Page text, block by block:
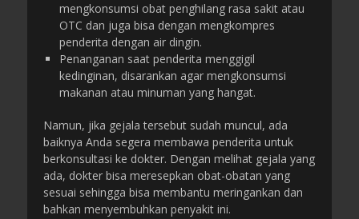
mengkonsumsi obat penghilang rasa sakit atau
OTC dan juga bisa dengan mengkompres
penderita dengan air dingin.
Penanganan saat penderita menggigil
kedinginan, disarankan agar mengkonsumsi
makanan atau minuman yang hangat.
Namun, jika gejala tersebut sudah muncul, ada
baiknya Anda segera membawa penderita untuk
berkonsultasi ke dokter. Dengan melihat gejala yang
ada, dokter bisa meresepkan obat-obatan yang
sesuai sehingga bisa membantu meringankan dan
bahkan menyembuhkan penyakit ini.